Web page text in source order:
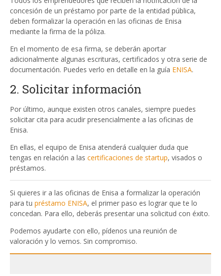
concesión de un préstamo por parte de la entidad pública,
deben formalizar la operación en las oficinas de Enisa
mediante la firma de la póliza.
En el momento de esa firma, se deberán aportar
adicionalmente algunas escrituras, certificados y otra serie de
documentación. Puedes verlo en detalle en la guía ENISA.
2. Solicitar información
Por último, aunque existen otros canales, siempre puedes
solicitar cita para acudir presencialmente a las oficinas de
Enisa.
En ellas, el equipo de Enisa atenderá cualquier duda que
tengas en relación a las certificaciones de startup, visados o
préstamos.
Si quieres ir a las oficinas de Enisa a formalizar la operación
para tu préstamo ENISA, el primer paso es lograr que te lo
concedan. Para ello, deberás presentar una solicitud con éxito.
Podemos ayudarte con ello, pídenos una reunión de
valoración y lo vemos. Sin compromiso.